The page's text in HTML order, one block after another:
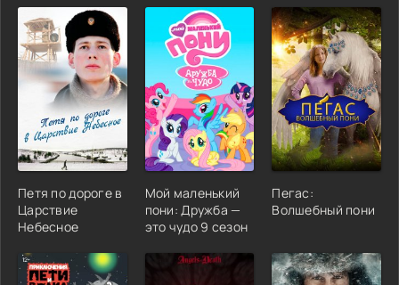
Петя по дороге в
Царствие
Небесное
Мой маленький
пони: Дружба —
это чудо 9 сезон
Пегас:
Волшебный пони